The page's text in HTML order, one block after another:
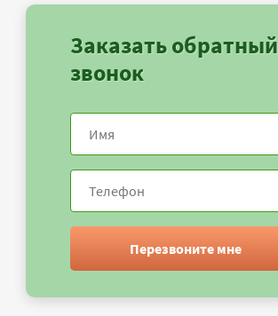
Заказать обратный
звонок
Перезвоните мне